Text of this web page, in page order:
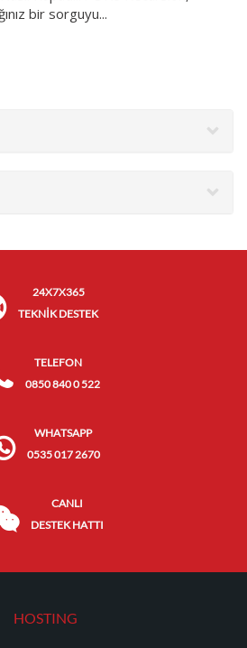
bir sorguyu...
24X7X365
TEKNİK DESTEK
TELEFON
0850 840 0 522
WHATSAPP
0535 017 2670
CANLI
DESTEK HATTI
HOSTING